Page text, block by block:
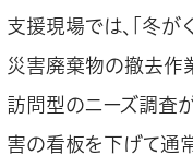
支援現場では、「冬
災害廃棄物の撤去作
訪問型のニーズ調査
害の看板を下げて通